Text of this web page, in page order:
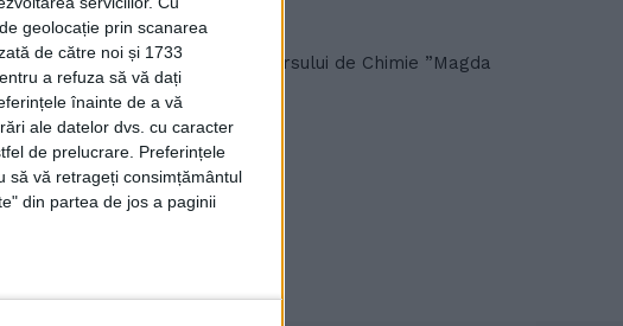
geolocație prin scanarea
de către noi și 1733
a refuza să vă dați
înainte de a vă
ale datelor dvs. cu caracter
de prelucrare. Preferințele
să vă retrageți consimțământul
din partea de jos a paginii
la etapa națională a Concursului de Chimie ”Magda